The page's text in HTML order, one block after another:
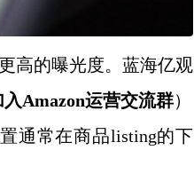
高的曝光度。蓝海亿观
入Amazon运营交流群）
通常在商品listing的下